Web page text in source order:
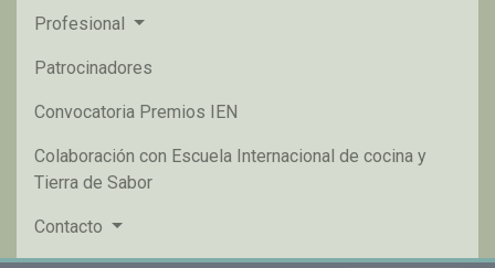
Profesional
Patrocinadores
Convocatoria Premios IEN
Colaboración con Escuela Internacional de cocina y
Tierra de Sabor
Contacto